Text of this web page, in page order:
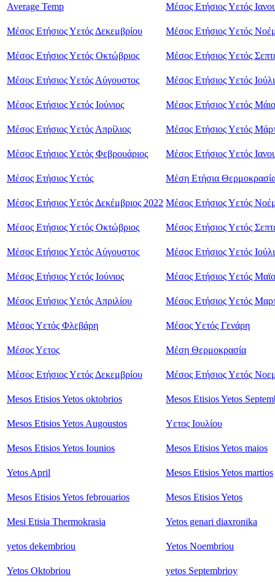
Average Temp Μέσος Ετήσιος Υετός
Μέσος Ετήσιος Υετός Δεκεμβρίου Μέσος Ετήσιος Υετός
Μέσος Ετήσιος Υετός Οκτώβριος Μέσος Ετήσιος Υετός
Μέσος Ετήσιος Υετός Αύγουστος Μέσος Ετήσιος Υετός
Μέσος Ετήσιος Υετός Ιούνιος Μέσος Ετήσιος Υετός
Μέσος Ετήσιος Υετός Απρίλιος Μέσος Ετήσιος Υετός
Μέσος Ετήσιος Υετός Φεβρουάριος Μέσος Ετήσιος Υετός
Μέσος Ετήσιος Υετός Μέση Ετήσια
Μέσος Ετήσιος Υετός Δεκέμβριος 2022 Μέσος Ετήσιος Υετός
Μέσος Ετήσιος Υετός Οκτώβριος Μέσος Ετήσιος Υετός
Μέσος Ετήσιος Υετός Αύγουστος Μέσος Ετήσιος Υετός
Μέσος Ετήσιος Υετός Ιούνιος Μέσος Ετήσιος Υετός
Μέσος Ετήσιος Υετός Απριλίου Μέσος Ετήσιος Υετός
Μέσος Υετός Φλεβάρη Μέσος Υετός Γενάρη
Mέσος Υετος Mέση Θερμοκρασία
Μέσος Ετήσιος Υετός Δεκεμβρίου Μέσος Ετήσιος Υετός
Mesos Etisios Yetos oktobrios Mesos Etisios Yetos
Mesos Etisios Yetos Augoustos Υετος Ιουλίου
Mesos Etisios Yetos Iounios Mesos Etisios Yetos maios
Yetos April Mesos Etisios Yetos martios
Mesos Etisios Yetos febrouarios Mesos Etisios Yetos
Mesi Etisia Thermokrasia Yetos genari diaxronika
yetos dekembriou Yetos Noembriou
Yetos Oktobriou yetos Septembrioy